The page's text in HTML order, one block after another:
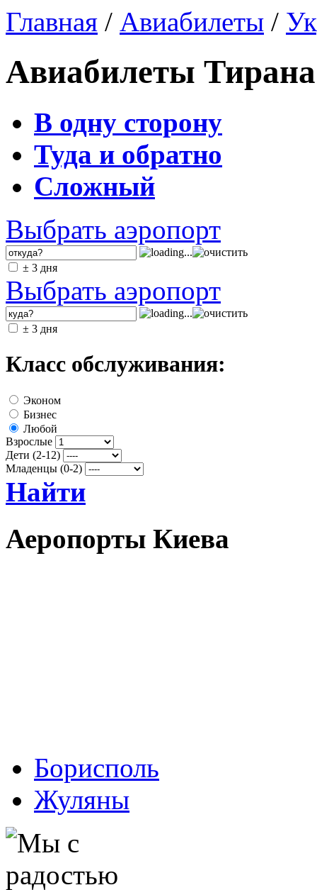
Главная / Авиабилеты /
Авиабилеты
В одну сторону
Туда и обратно
Сложный
Выбрать аэропорт
± 3 дня
Выбрать аэропорт
± 3 дня
Класс обслуживания:
Эконом
Бизнес
Любой
Взрослые
Дети (2-12)
Младенцы (0-2)
Найти
Аеропорты Киева
Борисполь
Жуляны